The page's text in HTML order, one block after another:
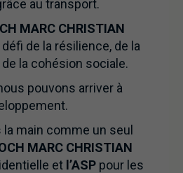
au transport.
MARC CHRISTIAN
de la résilience, de la
la cohésion sociale.
pouvons arriver à
main comme un seul
MARC CHRISTIAN
et l’ASP pour les